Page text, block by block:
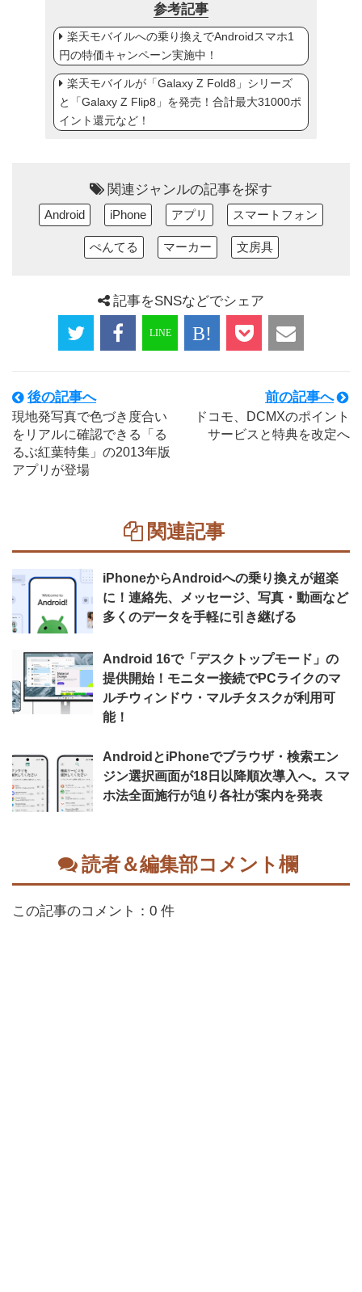
参考記事
楽天モバイルへの乗り換えでAndroidスマホ1
円の特価キャンペーン実施中！
楽天モバイルが「Galaxy Z Fold8」シリーズ
と「Galaxy Z Flip8」を発売！合計最大31000ポ
イント還元など！
関連ジャンルの記事を探す
Android iPhone アプリ スマートフォン
ぺんてる マーカー 文房具
記事をSNSなどでシェア
後の記事へ
現地発写真で色づき度合い
をリアルに確認できる「る
るぶ紅葉特集」の2013年版
アプリが登場
前の記事へ
ドコモ、DCMXのポイント
サービスと特典を改定へ
関連記事
iPhoneからAndroidへの乗り換えが超楽
に！連絡先、メッセージ、写真・動画など
多くのデータを手軽に引き継げる
Android 16で「デスクトップモード」の
提供開始！モニター接続でPCライクのマ
ルチウィンドウ・マルチタスクが利用可
能！
AndroidとiPhoneでブラウザ・検索エン
ジン選択画面が18日以降順次導入へ。スマ
ホ法全面施行が迫り各社が案内を発表
読者＆編集部コメント欄
この記事のコメント：0 件